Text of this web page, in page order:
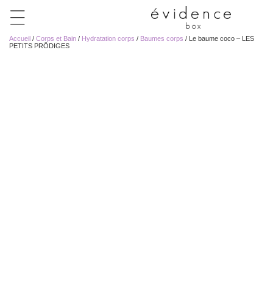
Accueil / Corps et Bain / Hydratation corps / Baumes corps / Le baume coco – LES
PETITS PRÖDIGES